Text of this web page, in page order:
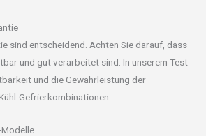
sind entscheidend. Achten Sie darauf, dass
und gut verarbeitet sind. In unserem Test
und die Gewährleistung der
Gefrierkombinationen.